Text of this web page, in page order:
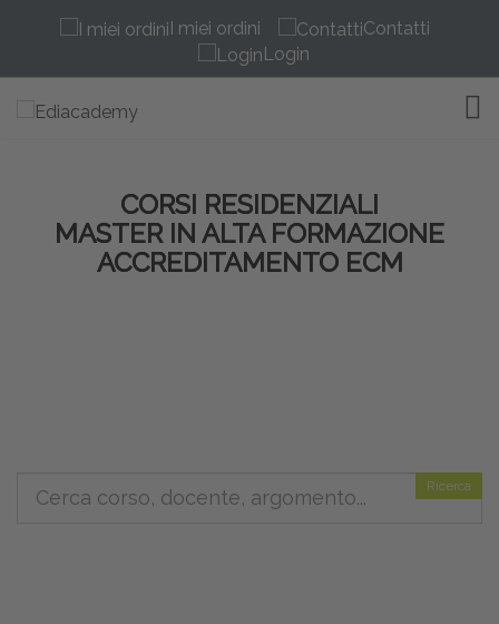
I miei ordini
Contatti
Login
CORSI RESIDENZIALI
MASTER IN ALTA FORMAZIONE
ACCREDITAMENTO ECM
Ricerca